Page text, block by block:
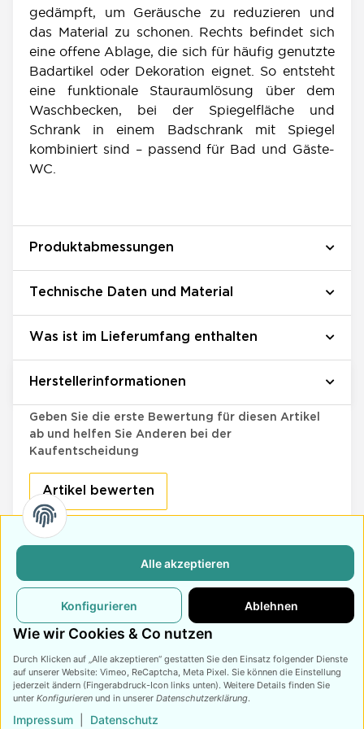
gedämpft, um Geräusche zu reduzieren und
das Material zu schonen. Rechts befindet sich
eine offene Ablage, die sich für häufig genutzte
Badartikel oder Dekoration eignet. So entsteht
eine funktionale Stauraumlösung über dem
Waschbecken, bei der Spiegelfläche und
Schrank in einem Badschrank mit Spiegel
kombiniert sind – passend für Bad und Gäste-
WC.
Produktabmessungen
Technische Daten und Material
Was ist im Lieferumfang enthalten
Herstellerinformationen
Geben Sie die erste Bewertung für diesen Artikel
ab und helfen Sie Anderen bei der
Kaufentscheidung
Artikel bewerten
Tagen Widerruf
möglich
innerhalb von 48
Alle akzeptieren
Konfigurieren Ablehnen
Wie wir Cookies & Co nutzen
Durch Klicken auf „Alle akzeptieren“ gestatten Sie den Einsatz folgender Dienste
auf unserer Website: Vimeo, ReCaptcha, Meta Pixel. Sie können die Einstellung
jederzeit ändern (Fingerabdruck-Icon links unten). Weitere Details finden Sie
unter Konfigurieren und in unserer Datenschutzerklärung.
Impressum Datenschutz